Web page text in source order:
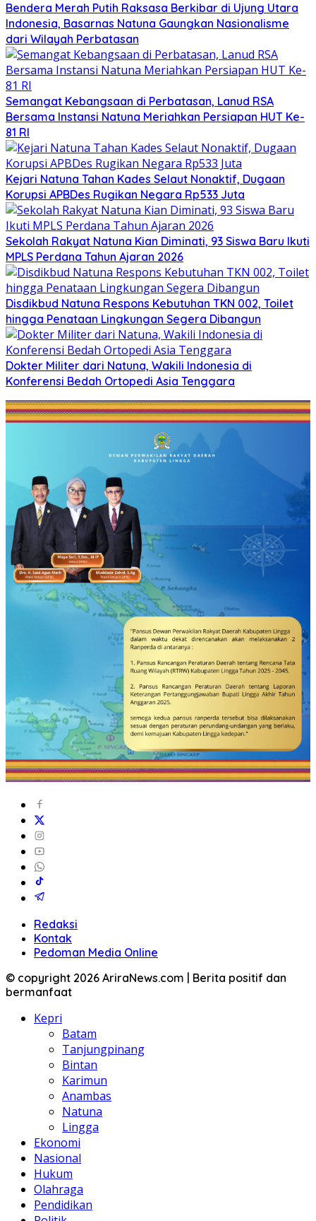
Bendera Merah Putih Raksasa Berkibar di Ujung Utara
Indonesia, Basarnas Natuna Gaungkan Nasionalisme
dari Wilayah Perbatasan
Semangat Kebangsaan di Perbatasan, Lanud RSA
Bersama Instansi Natuna Meriahkan Persiapan HUT Ke-
81 RI
Kejari Natuna Tahan Kades Selaut Nonaktif, Dugaan
Korupsi APBDes Rugikan Negara Rp533 Juta
Sekolah Rakyat Natuna Kian Diminati, 93 Siswa Baru Ikuti
MPLS Perdana Tahun Ajaran 2026
Disdikbud Natuna Respons Kebutuhan TKN 002, Toilet
hingga Penataan Lingkungan Segera Dibangun
Dokter Militer dari Natuna, Wakili Indonesia di
Konferensi Bedah Ortopedi Asia Tenggara
Redaksi
Kontak
Pedoman Media Online
© copyright 2026 AriraNews.com | Berita positif dan
bermanfaat
Kepri
Batam
Tanjungpinang
Bintan
Karimun
Anambas
Natuna
Lingga
Ekonomi
Nasional
Hukum
Olahraga
Pendidikan